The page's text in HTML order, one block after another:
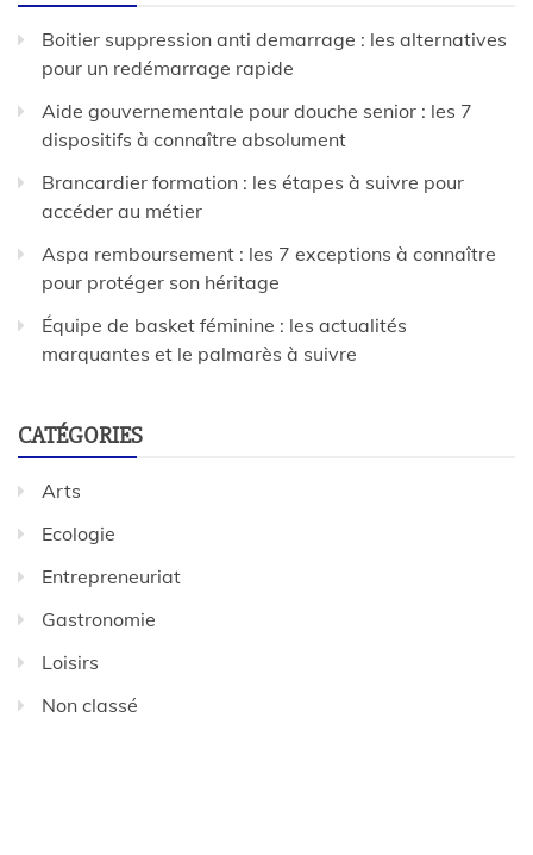
Boitier suppression anti demarrage : les alternatives
pour un redémarrage rapide
Aide gouvernementale pour douche senior : les 7
dispositifs à connaître absolument
Brancardier formation : les étapes à suivre pour
accéder au métier
Aspa remboursement : les 7 exceptions à connaître
pour protéger son héritage
Équipe de basket féminine : les actualités
marquantes et le palmarès à suivre
CATÉGORIES
Arts
Ecologie
Entrepreneuriat
Gastronomie
Loisirs
Non classé